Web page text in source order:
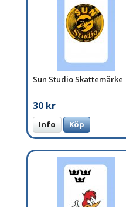
Sun Studio Skattemärke
30 kr
Info Köp